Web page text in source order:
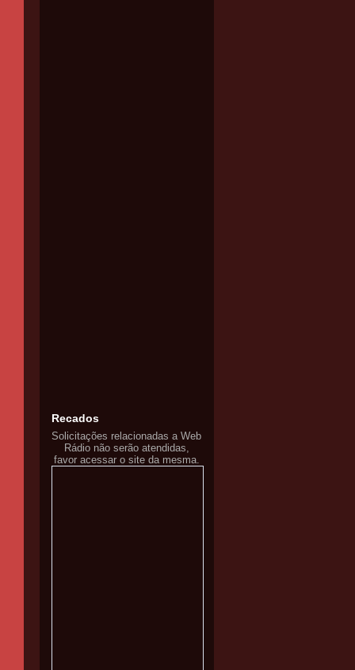
Recados
Solicitações relacionadas a Web
Rádio não serão atendidas,
favor acessar o site da mesma.